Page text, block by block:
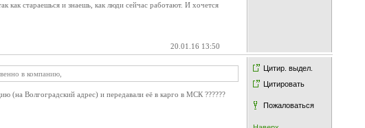
как стараешься и знаешь, как люди сейчас работают. И хочется
20.01.16 13:50
Цитир. выдел.
Цитировать
Пожаловаться
в компанию,
(на Волгоградский адрес) и передавали её в карго в МСК ??????